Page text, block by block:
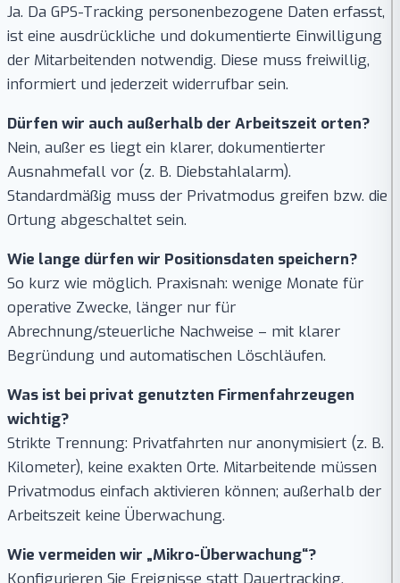
Ja. Da GPS-Tracking personenbezogene Daten erfasst,
ist eine ausdrückliche und dokumentierte Einwilligung
der Mitarbeitenden notwendig. Diese muss freiwillig,
informiert und jederzeit widerrufbar sein.
Dürfen wir auch außerhalb der Arbeitszeit orten?
Nein, außer es liegt ein klarer, dokumentierter
Ausnahmefall vor (z. B. Diebstahlalarm).
Standardmäßig muss der Privatmodus greifen bzw. die
Ortung abgeschaltet sein.
Wie lange dürfen wir Positionsdaten speichern?
So kurz wie möglich. Praxisnah: wenige Monate für
operative Zwecke, länger nur für
Abrechnung/steuerliche Nachweise – mit klarer
Begründung und automatischen Löschläufen.
Was ist bei privat genutzten Firmenfahrzeugen
wichtig?
Strikte Trennung: Privatfahrten nur anonymisiert (z. B.
Kilometer), keine exakten Orte. Mitarbeitende müssen
Privatmodus einfach aktivieren können; außerhalb der
Arbeitszeit keine Überwachung.
Wie vermeiden wir „Mikro-Überwachung“?